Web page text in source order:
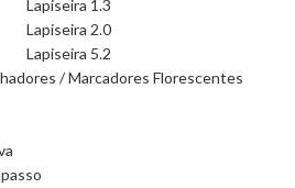
Lapiseira 1.3
Lapiseira 2.0
Lapiseira 5.2
/ Marcadores Florescentes